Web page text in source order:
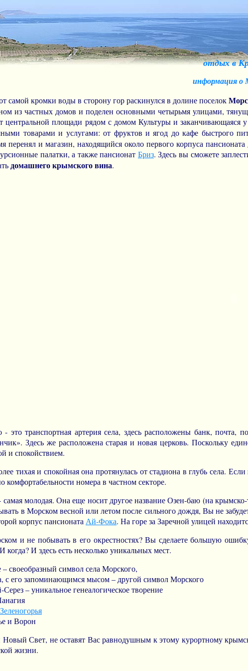
отдых в
информация о
самой кромки воды в сторону гор раскинулся в долине поселок
из частных домов и поделен основными четырьмя улицами,
центральной площади рядом с домом Культуры и заканчивающаяся
товарами и услугами: от фруктов и ягод до кафе быстрого
перенял и магазин, находящийся около первого корпуса пансионата
палатки, а также пансионат Бриз. Здесь вы сможете
домашнего крымского вина.
это транспортная артерия села, здесь расположены банк, почта,
Здесь же расположена старая и новая церковь. Поскольку
и спокойствием.
тихая и спокойная она протянулась от стадиона в глубь села.
комфортабельности номера в частном секторе.
самая молодая. Она еще носит другое название Озен-баю (на
в Морском весной или летом после сильного дождя, Вы не
корпус пансионатаАй-Фока. На горе за Заречной улицей
и не побывать в его окрестностях? Вы сделаете большую
когда? И здесь есть несколько уникальных мест.
– своеобразный символ села Морского,
с его запоминающимся мысом – другой символ Морского
– уникальное генеалогическое творение
и Ворон
Свет, не оставят Вас равнодушным к этому курортному
жизни.